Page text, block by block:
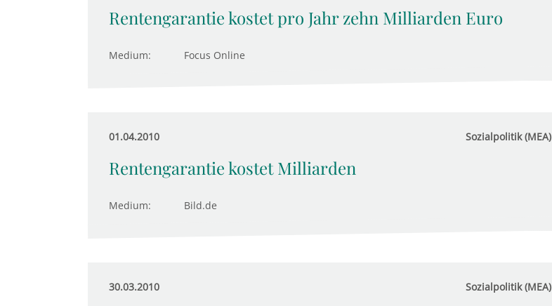
Rentengarantie kostet pro Jahr zehn Milliarden Euro
Medium: Focus Online
01.04.2010 Sozialpolitik (MEA)
Rentengarantie kostet Milliarden
Medium: Bild.de
30.03.2010 Sozialpolitik (MEA)